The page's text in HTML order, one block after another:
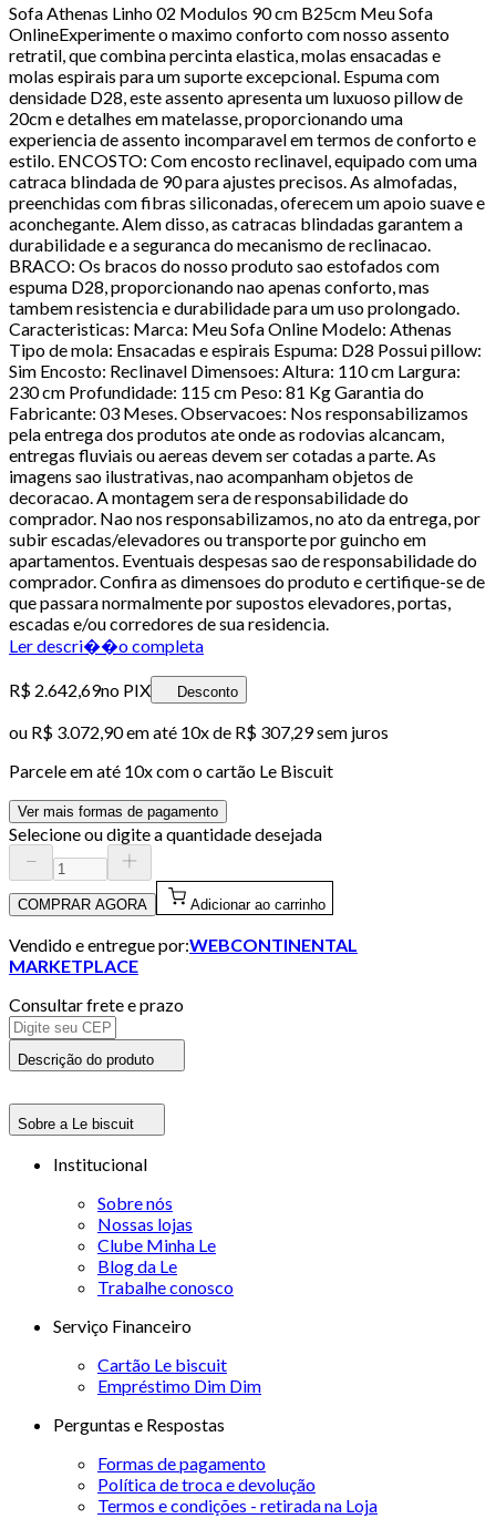
Sofa Athenas Linho 02 Modulos 90 cm B25cm Meu Sofa
OnlineExperimente o maximo conforto com nosso assento
retratil, que combina percinta elastica, molas ensacadas e
molas espirais para um suporte excepcional. Espuma com
densidade D28, este assento apresenta um luxuoso pillow de
20cm e detalhes em matelasse, proporcionando uma
experiencia de assento incomparavel em termos de conforto e
estilo. ENCOSTO: Com encosto reclinavel, equipado com uma
catraca blindada de 90 para ajustes precisos. As almofadas,
preenchidas com fibras siliconadas, oferecem um apoio suave e
aconchegante. Alem disso, as catracas blindadas garantem a
durabilidade e a seguranca do mecanismo de reclinacao.
BRACO: Os bracos do nosso produto sao estofados com
espuma D28, proporcionando nao apenas conforto, mas
tambem resistencia e durabilidade para um uso prolongado.
Caracteristicas: Marca: Meu Sofa Online Modelo: Athenas
Tipo de mola: Ensacadas e espirais Espuma: D28 Possui pillow:
Sim Encosto: Reclinavel Dimensoes: Altura: 110 cm Largura:
230 cm Profundidade: 115 cm Peso: 81 Kg Garantia do
Fabricante: 03 Meses. Observacoes: Nos responsabilizamos
pela entrega dos produtos ate onde as rodovias alcancam,
entregas fluviais ou aereas devem ser cotadas a parte. As
imagens sao ilustrativas, nao acompanham objetos de
decoracao. A montagem sera de responsabilidade do
comprador. Nao nos responsabilizamos, no ato da entrega, por
subir escadas/elevadores ou transporte por guincho em
apartamentos. Eventuais despesas sao de responsabilidade do
comprador. Confira as dimensoes do produto e certifique-se de
que passara normalmente por supostos elevadores, portas,
escadas e/ou corredores de sua residencia.
Ler descri��o completa
R$ 2.642,69no PIX Desconto
ou R$ 3.072,90em até 10x de R$ 307,29 sem juros
Parcele em até 10x com o cartão Le Biscuit
Ver mais formas de pagamento
Selecione ou digite a quantidade desejada
COMPRAR AGORA Adicionar ao carrinho
Vendido e entregue por:WEBCONTINENTAL
MARKETPLACE
Consultar frete e prazo
Descrição do produto
Sobre a Le biscuit
Institucional
Sobre nós
Nossas lojas
Clube Minha Le
Blog da Le
Trabalhe conosco
Serviço Financeiro
Cartão Le biscuit
Empréstimo Dim Dim
Perguntas e Respostas
Formas de pagamento
Política de troca e devolução
Termos e condições - retirada na Loja